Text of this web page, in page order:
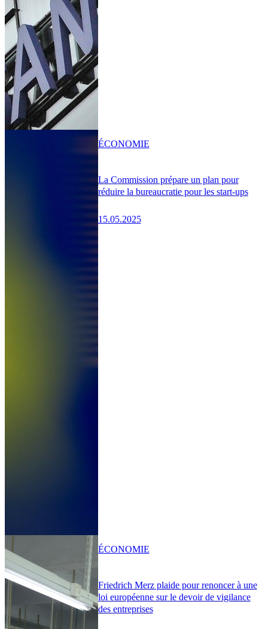
La Commission prépare un plan pour
réduire la bureaucratie pour les start-ups
15.05.2025
ÉCONOMIE
Friedrich Merz plaide pour renoncer à une
loi européenne sur le devoir de vigilance
des entreprises
ÉCONOMIE